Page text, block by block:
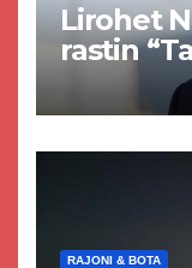
Lirohet
rastin
akuzat
RAJONI & BOTA